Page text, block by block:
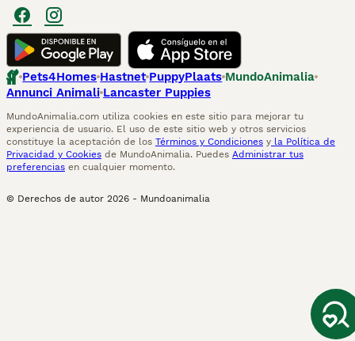
Pets4Homes Hastnet PuppyPlaats MundoAnimalia
Annunci Animali Lancaster Puppies
MundoAnimalia.com utiliza cookies en este sitio para mejorar tu
experiencia de usuario. El uso de este sitio web y otros servicios
constituye la aceptación de los Términos y Condiciones y la Política de
Privacidad y Cookies de MundoAnimalia. Puedes Administrar tus
preferencias en cualquier momento.
© Derechos de autor 2026 - Mundoanimalia